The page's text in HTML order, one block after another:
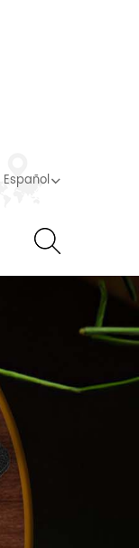
Español